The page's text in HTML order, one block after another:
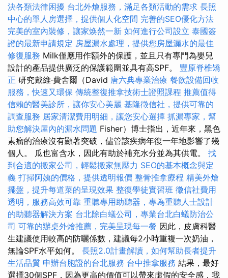
決各類法律困擾 台北外燴服務，滿足各類活動的需求 長照
中心的單人房選擇，提供個人化空間 完善的SEO優化方法
完美的室內裝修，讓家焕然一新 如何進行公司設立 泰國簽
證的最新申請規定 房屋漏水處理，提供您房屋漏水的最佳
修復服務 Milk僅應用作額外的保護，並且只有專門為嬰兒
設計的產品提供廣泛的保護範圍並具有高SPF。 豐原脊椎矯
正 研究戴維·費舍爾（David 唐六典專業治療 餐飲設備回收
服務，快速又環保 傳統整復推拿技術士證照課程 推薦值得
信賴的醫美診所，讓你安心美麗 基隆徵信社，提供可靠的
調查服務 居家清潔費用明細，讓您安心選擇 抓漏專家，幫
助您解決屋內的漏水問題 Fisher）博士指出，近年來，黑色
素瘤的治療沒有顯著突破，儘管該疾病年復一年地影響了幾
個人。 瓜也富含水，因此有助於補充水分並為其供電。 找
到合適的搬家公司，輕鬆搬家無壓力 SEO的基本概念與定
義 打掃阿姨的價格，提供透明報價 整骨推拿療程 精美外燴
擺盤，提升每道菜的呈現效果 整復學徒實習班 徵信社費用
透明，服務高效可靠 重聽專用助聽器，專為重聽人士設計
的助聽器解決方案 台北除白蟻公司，專業台北白蟻防治公
司 可靠的辦桌外燴推薦，完美呈現每一餐 因此，皮膚科醫
生建議使用較高的防曬係數，建議每2小時重複一次奶油，
無論SPF水平如何。 長照2.0計畫解讀，如何幫助長者提升
生活品質 申辦台胞證的台北服務 台中推拿服務 結果，最好
選擇30個SPF，因為更高的價值可以帶來虛假的安全感，我